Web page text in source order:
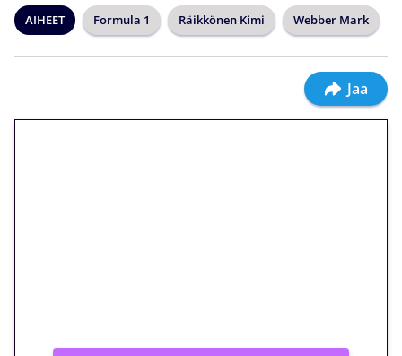
AIHEET Formula 1 Räikkönen Kimi Webber Mark
Jaa